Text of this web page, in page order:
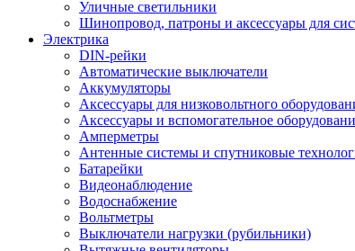
Уличные светильники
Шинопровод, патроны и аксессуары для
Электрика
DIN-рейки
Автоматические выключатели
Аккумуляторы
Аксессуары для низковольтного
Аксессуары и вспомогательное
Амперметры
Антенные системы и спутниковые
Батарейки
Видеонаблюдение
Водоснабжение
Вольтметры
Выключатели нагрузки (рубильники)